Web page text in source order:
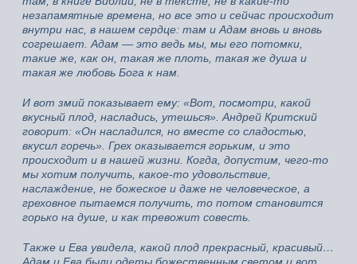
незапамятные времена, но все это и сейчас происходит
внутри нас, в нашем сердце: там и Адам вновь и вновь
согрешает. Адам — это ведь мы, мы его потомки,
такие же, как он, такая же плоть, такая же душа и
такая же любовь Бога к нам.
И вот змий показывает ему: «Вот, посмотри, какой
вкусный плод, насладись, утешься». Андрей Критский
говорит: «Он насладился, но вместе со сладостью,
вкусил горечь». Грех оказывается горьким, и это
происходит и в нашей жизни. Когда, допустим, чего-то
мы хотим получить, какое-то удовольствие,
наслаждение, не божеское и даже не человеческое, а
греховное пытаемся получить, то потом становится
горько на душе, и как тревожит совесть.
Также и Ева увидела, какой плод прекрасный, красивый…